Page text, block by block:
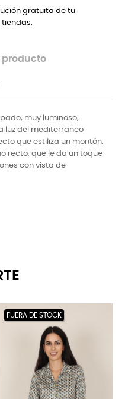
gratuita de tu
producto
muy luminoso,
luz del mediterraneo
que estiliza un montón.
recto, que le da un toque
con vista de
FUERA DE STOCK